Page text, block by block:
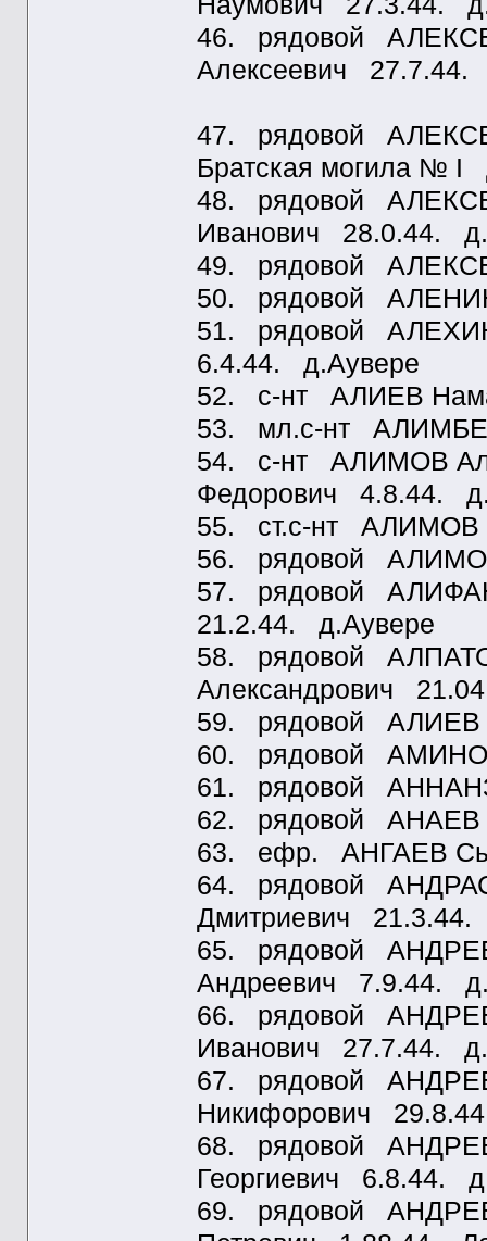
46. рядовой
Алексеевич 27.7.44.
47. рядовой
Братская могила № I
48. рядовой
Иванович 28.0.44.
49. рядовой
50. рядовой
51. рядовой
6.4.44. д.Аувере
52. с-нт АЛИЕВ
53. мл.с-нт
54. с-нт АЛИМОВ
Федорович 4.8.44.
55. ст.с-нт АЛИМОВ
56. рядовой
57. рядовой
21.2.44. д.Аувере
58. рядовой
Александрович
59. рядовой АЛИЕВ
60. рядовой
61. рядовой
62. рядовой АНАЕВ
63. ефр. АНГАЕВ
64. рядовой
Дмитриевич 21.3.44.
65. рядовой
Андреевич 7.9.44.
66. рядовой
Иванович 27.7.44.
67. рядовой
Никифорович
68. рядовой
Георгиевич 6.8.44.
69. рядовой